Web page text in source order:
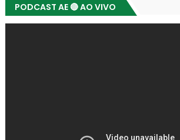
PODCAST AE 🔴 AO VIVO